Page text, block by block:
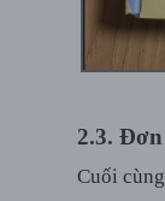
2.3.
Cuối